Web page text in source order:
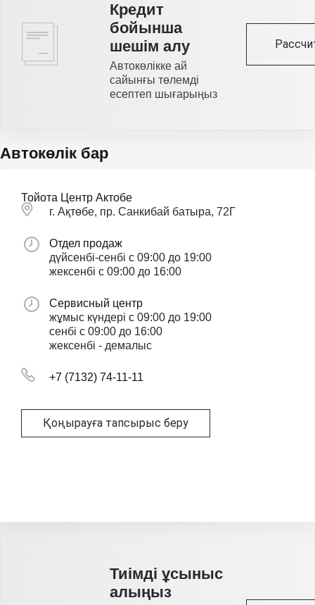
Кредит
бойынша
шешім алу
Автокөлікке ай
сайынғы төлемді
есептеп шығарыңыз
Автокөлік бар
Тойота Центр Актобе
г. Ақтөбе, пр. Санкибай батыра, 72Г
Отдел продаж
дүйсенбі-сенбі с 09:00 до 19:00
жексенбі с 09:00 до 16:00
Сервисный центр
жұмыс күндері с 09:00 до 19:00
сенбі с 09:00 до 16:00
жексенбі - демалыс
+7 (7132) 74-11-11
Қоңырауға тапсырыс беру
Тиімді ұсыныс
алыңыз